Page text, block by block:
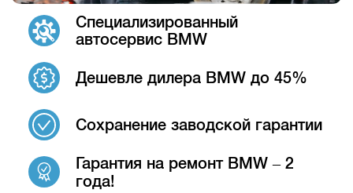
Специализированный
автосервис BMW
Дешевле дилера BMW до 45%
Сохранение заводской гарантии
Гарантия на ремонт BMW – 2
года!